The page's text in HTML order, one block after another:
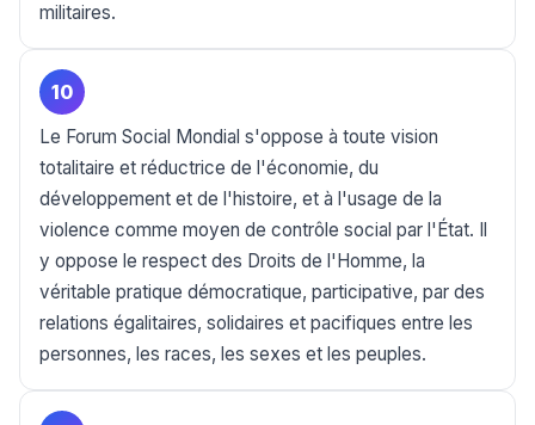
militaires.
10
Le Forum Social Mondial s'oppose à toute vision
totalitaire et réductrice de l'économie, du
développement et de l'histoire, et à l'usage de la
violence comme moyen de contrôle social par l'État. Il
y oppose le respect des Droits de l'Homme, la
véritable pratique démocratique, participative, par des
relations égalitaires, solidaires et pacifiques entre les
personnes, les races, les sexes et les peuples.